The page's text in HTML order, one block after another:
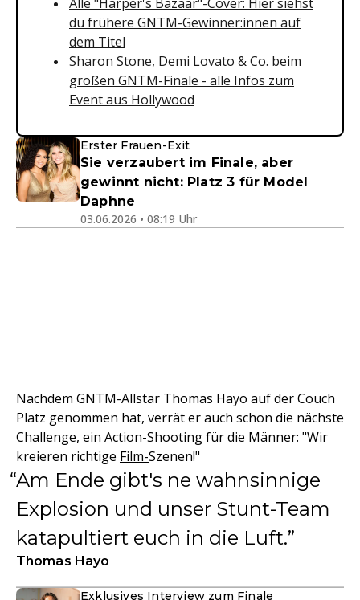
du frühere GNTM-Gewinner:innen auf
dem Titel
Sharon Stone, Demi Lovato & Co. beim
großen GNTM-Finale - alle Infos zum
Event aus Hollywood
Erster Frauen-Exit
Sie verzaubert im Finale, aber
gewinnt nicht: Platz 3 für Model
Daphne
03.06.2026 • 08:19 Uhr
Nachdem GNTM-Allstar Thomas Hayo auf der Couch
Platz genommen hat, verrät er auch schon die nächste
Challenge, ein Action-Shooting für die Männer: "Wir
kreieren richtige Film-Szenen!"
Am Ende gibt's ne wahnsinnige
Explosion und unser Stunt-Team
katapultiert euch in die Luft.
Thomas Hayo
Exklusives Interview zum Finale